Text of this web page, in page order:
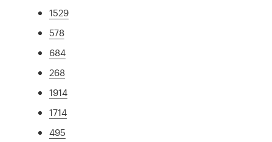
1529
578
684
268
1914
1714
495